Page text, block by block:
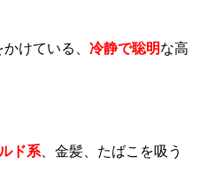
けている、 冷静で聡明な高
ド系 、金髪、たばこを吸う